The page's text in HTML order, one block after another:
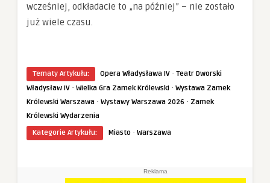
wcześniej, odkładacie to „na później” – nie zostało
już wiele czasu.
Tematy Artykułu: Opera Władysława IV · Teatr Dworski
Władysław IV · Wielka Gra Zamek Królewski · Wystawa Zamek
Królewski Warszawa · Wystawy Warszawa 2026 · Zamek
Królewski Wydarzenia
Kategorie Artykułu:
Miasto · Warszawa
Reklama